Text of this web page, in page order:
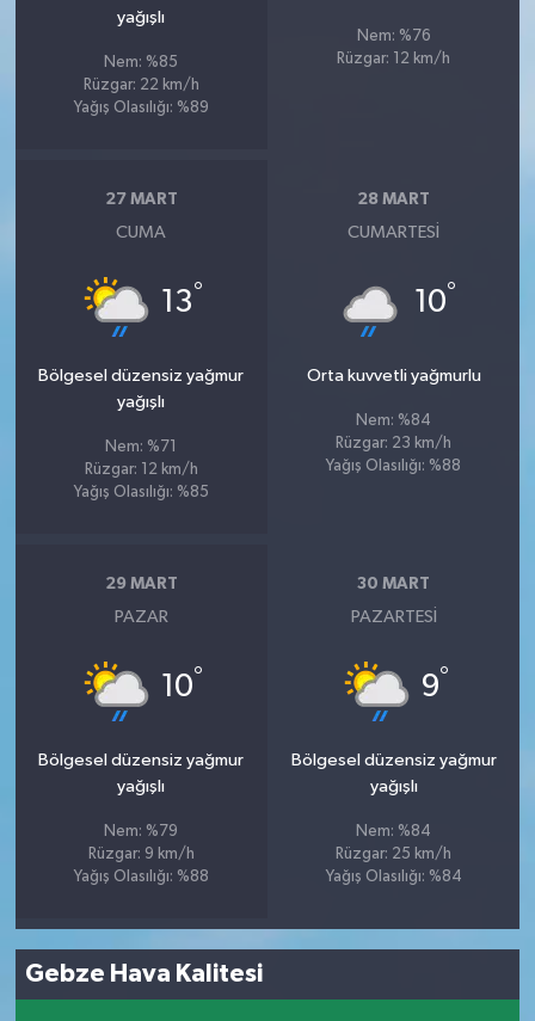
yağışlı
Nem: %85
Rüzgar: 22 km/h
Yağış Olasılığı: %89
Nem: %76
Rüzgar: 12 km/h
27 MART
CUMA
13°
Bölgesel düzensiz yağmur
yağışlı
Nem: %71
Rüzgar: 12 km/h
Yağış Olasılığı: %85
28 MART
CUMARTESI
10°
Orta kuvvetli yağmurlu
Nem: %84
Rüzgar: 23 km/h
Yağış Olasılığı: %88
29 MART
PAZAR
10°
Bölgesel düzensiz yağmur
yağışlı
Nem: %79
Rüzgar: 9 km/h
Yağış Olasılığı: %88
30 MART
PAZARTESI
9°
Bölgesel düzensiz yağmur
yağışlı
Nem: %84
Rüzgar: 25 km/h
Yağış Olasılığı: %84
Gebze Hava Kalitesi